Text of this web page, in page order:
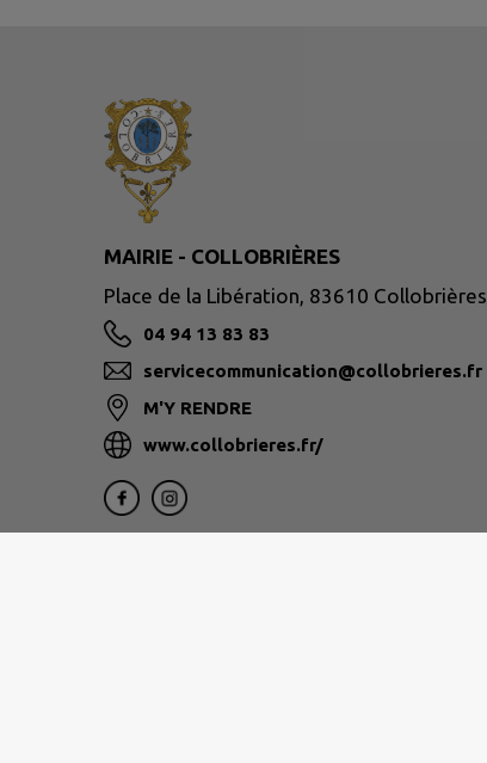
MAIRIE - COLLOBRIÈRES
Place de la Libération, 83610 Collobrières
04 94 13 83 83
servicecommunication@collobrieres.fr
M'Y RENDRE
www.collobrieres.fr/